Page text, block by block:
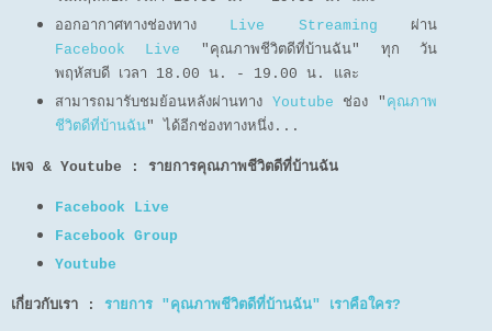
ออกอากาศทางช่องทาง Live Streaming ผ่าน
Facebook Live "คุณภาพชีวิตดีที่บ้านฉัน" ทุก วัน
พฤหัสบดี เวลา 18.00 น. - 19.00 น.
และ
สามารถมารับชมย้อนหลังผ่านทาง Youtube ช่อง " คุณภาพ
ชีวิตดีที่บ้านฉัน" ได้อีกช่องทางหนึ่ง...
เพจ & Youtube : รายการคุณภาพชีวิตดีที่บ้านฉัน
Facebook Live
Facebook Group
Youtube
เกี่ยวกับเรา : รายการ "คุณภาพชีวิตดีที่บ้านฉัน" เราคือใคร?